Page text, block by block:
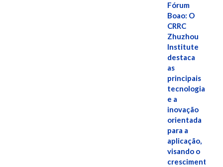
Fórum
Boao: O
CRRC
Zhuzhou
Institute
destaca
as
principais
tecnologias
e a
inovação
orientada
para a
aplicação,
visando o
crescimento